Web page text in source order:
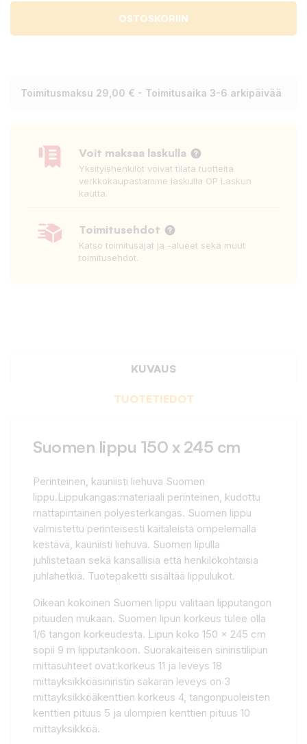
OSTOSKORIIN
Toimitusmaksu 29,00 € - Toimitusaika 3-6 arkipäivää
Voit maksaa laskulla
Yksityishenkilöt voivat tilata tuotteita
verkkokaupastamme laskulla OP Laskun
kautta.
Toimitusehdot
Katso toimitusajat ja -alueet sekä muut
toimitusehdot.
KUVAUS
TUOTETIEDOT
Suomen lippu 150 x 245 cm
Perinteinen, kauniisti liehuva Suomen
lippu.Lippukangas:materiaali perinteinen, kudottu
mattapintainen polyesterkangas. Suomen lippu
valmistettu perinteisesti kaitaleista ompelemalla
kestävä, kauniisti liehuva. Suomen lipulla
juhlistetaan sekä kansallisia että henkilökohtaisia
juhlahetkiä. Tuotepaketti sisältää lippulukot.
Oikean kokoinen Suomen lippu valitaan lipputangon
pituuden mukaan. Suomen lipun korkeus tulee olla
1/6 tangon korkeudesta. Lipun koko 150 x 245 cm
sopii 9 m lipputankoon. Suorakaiteisen siniristilipun
mittasuhteet ovat:korkeus 11 ja leveys 18
mittayksikköäsiniristin sakaran leveys on 3
mittayksikköäkenttien korkeus 4, tangonpuoleisten
kenttien pituus 5 ja ulompien kenttien pituus 10
mittayksikköä.